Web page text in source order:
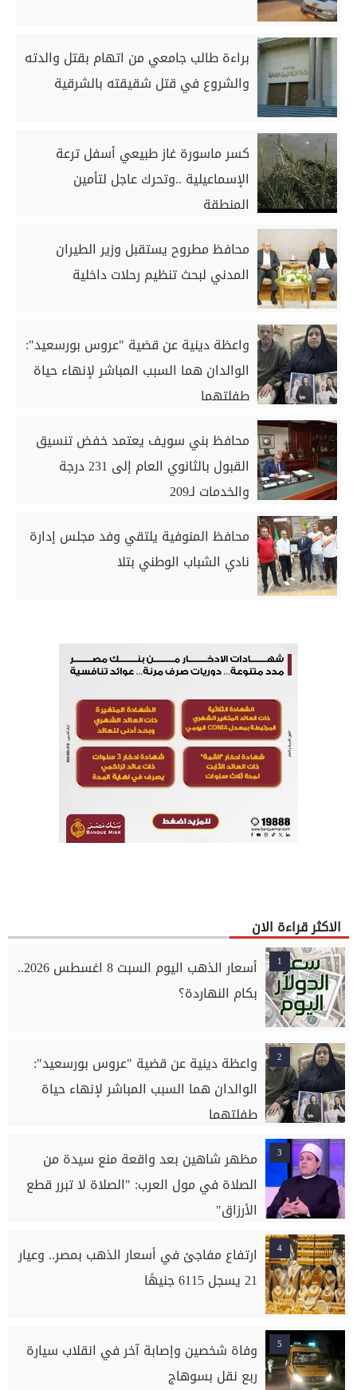
براءة طالب جامعي من اتهام بقتل والدته
والشروع في قتل شقيقته بالشرقية
كسر ماسورة غاز طبيعي أسفل ترعة
الإسماعيلية ..وتحرك عاجل لتأمين
المنطقة
محافظ مطروح يستقبل وزير الطيران
المدني لبحث تنظيم رحلات داخلية
واعظة دينية عن قضية "عروس بورسعيد":
الوالدان هما السبب المباشر لإنهاء حياة
طفلتهما
محافظ بني سويف يعتمد خفض تنسيق
القبول بالثانوي العام إلى 231 درجة
والخدمات لـ209
محافظ المنوفية يلتقي وفد مجلس إدارة
نادي الشباب الوطني بتلا
الاكثر قراءة الان
1
أسعار الذهب اليوم السبت 8 اغسطس 2026..
بكام النهاردة؟
2
واعظة دينية عن قضية "عروس بورسعيد":
الوالدان هما السبب المباشر لإنهاء حياة
طفلتهما
3
مظهر شاهين بعد واقعة منع سيدة من
الصلاة في مول العرب: "الصلاة لا تبرر قطع
الأرزاق"
4
ارتفاع مفاجئ في أسعار الذهب بمصر.. وعيار
21 يسجل 6115 جنيهًا
5
وفاة شخصين وإصابة آخر في انقلاب سيارة
ربع نقل بسوهاج